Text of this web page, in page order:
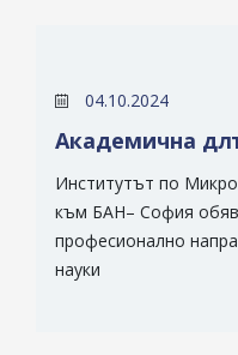
04.10.2024
Академична
Институтът по
към БАН– София
професионално
науки